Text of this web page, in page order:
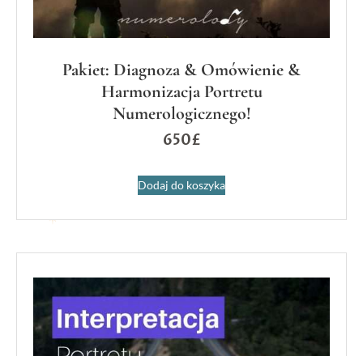
Pakiet: Diagnoza & Omówienie &
Harmonizacja Portretu
Numerologicznego!
650£
Dodaj do koszyka